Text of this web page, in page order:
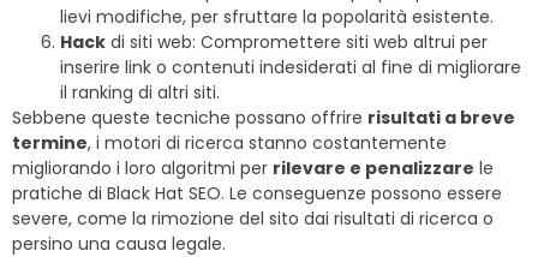
lievi modifiche, per sfruttare la popolarità esistente.
Hack di siti web: Compromettere siti web altrui per
inserire link o contenuti indesiderati al fine di migliorare
il ranking di altri siti.
Sebbene queste tecniche possano offrire risultati a breve
termine, i motori di ricerca stanno costantemente
migliorando i loro algoritmi per rilevare e penalizzare le
pratiche di Black Hat SEO. Le conseguenze possono essere
severe, come la rimozione del sito dai risultati di ricerca o
persino una causa legale.